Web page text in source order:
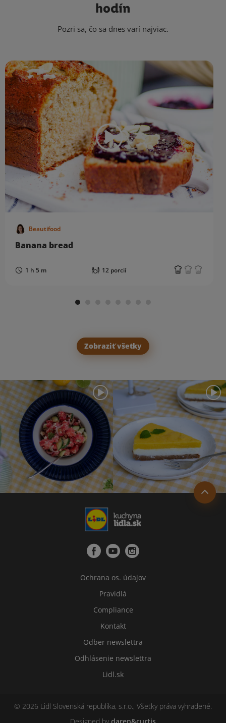
hodín
Pozri sa, čo sa dnes varí najviac.
Beautifood
Banana bread
1 h 5 m 12 porcií
Zobraziť všetky
Ochrana os. údajov
Pravidlá
Compliance
Kontakt
Odber newslettra
Odhlásenie newslettra
Lidl.sk
© 2026 Lidl Slovenská republika, s.r.o., Všetky práva vyhradené.